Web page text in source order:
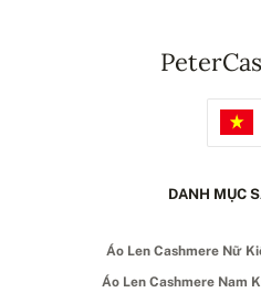
DANH MỤC
Áo Len Cashmere Nữ
Áo Len Cashmere Nam